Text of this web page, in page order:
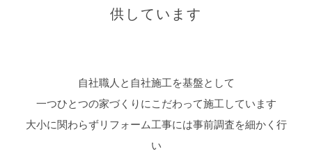
供しています
自社職人と自社施工を基盤として
一つひとつの家づくりにこだわって施工しています
大小に関わらずリフォーム工事には事前調査を細かく行
い